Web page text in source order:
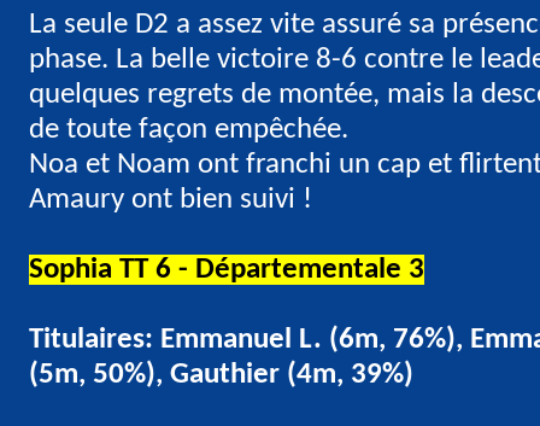
La seule D2 a assez vite assuré sa
phase. La belle victoire 8-6 contre le
quelques regrets de montée, mais la
de toute façon empêchée.
Noa et Noam ont franchi un cap et
Amaury ont bien suivi !
Sophia TT 6 - Départementale 3
Titulaires: Emmanuel L. (6m, 76%),
(5m, 50%), Gauthier (4m, 39%)